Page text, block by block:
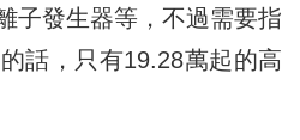
子發生器等，不過需要指
話，只有19.28萬起的高